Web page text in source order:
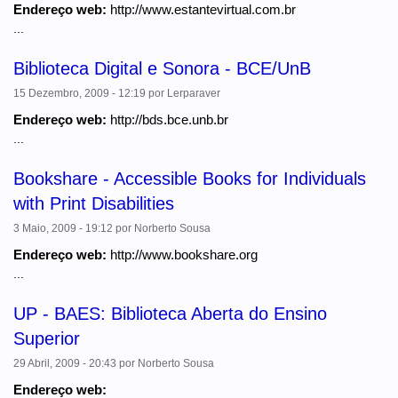
Endereço web: http://www.estantevirtual.com.br
Biblioteca Digital e Sonora - BCE/UnB
15 Dezembro, 2009 - 12:19 por Lerparaver
Endereço web: http://bds.bce.unb.br
Bookshare - Accessible Books for Individuals
with Print Disabilities
3 Maio, 2009 - 19:12 por Norberto Sousa
Endereço web: http://www.bookshare.org
UP - BAES: Biblioteca Aberta do Ensino
Superior
29 Abril, 2009 - 20:43 por Norberto Sousa
Endereço web: